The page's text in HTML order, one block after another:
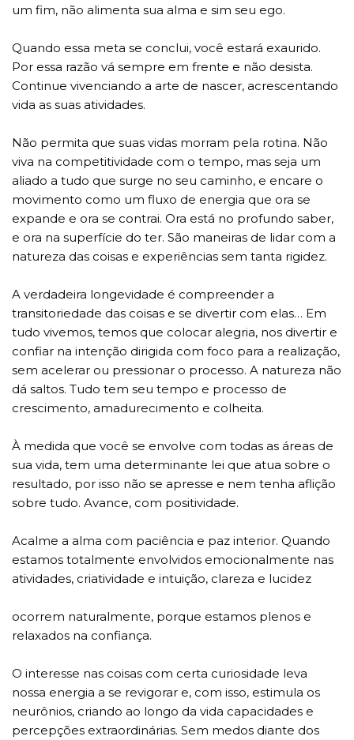
um fim, não alimenta sua alma e sim seu ego.
Quando essa meta se conclui, você estará exaurido.
Por essa razão vá sempre em frente e não desista.
Continue vivenciando a arte de nascer, acrescentando
vida as suas atividades.
Não permita que suas vidas morram pela rotina. Não
viva na competitividade com o tempo, mas seja um
aliado a tudo que surge no seu caminho, e encare o
movimento como um fluxo de energia que ora se
expande e ora se contrai. Ora está no profundo saber,
e ora na superfície do ter. São maneiras de lidar com a
natureza das coisas e experiências sem tanta rigidez.
A verdadeira longevidade é compreender a
transitoriedade das coisas e se divertir com elas… Em
tudo vivemos, temos que colocar alegria, nos divertir e
confiar na intenção dirigida com foco para a realização,
sem acelerar ou pressionar o processo. A natureza não
dá saltos. Tudo tem seu tempo e processo de
crescimento, amadurecimento e colheita.
À medida que você se envolve com todas as áreas de
sua vida, tem uma determinante lei que atua sobre o
resultado, por isso não se apresse e nem tenha aflição
sobre tudo. Avance, com positividade.
Acalme a alma com paciência e paz interior. Quando
estamos totalmente envolvidos emocionalmente nas
atividades, criatividade e intuição, clareza e lucidez
ocorrem naturalmente, porque estamos plenos e
relaxados na confiança.
O interesse nas coisas com certa curiosidade leva
nossa energia a se revigorar e, com isso, estimula os
neurônios, criando ao longo da vida capacidades e
percepções extraordinárias. Sem medos diante dos